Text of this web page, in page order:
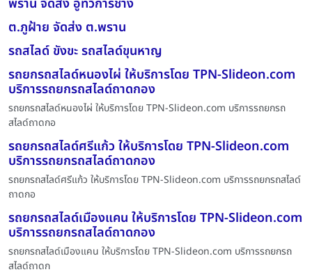
พราน จัดส่ง อู่ทวีการช่าง
ต.ภูฝ้าย จัดส่ง ต.พราน
รถสไลด์ ขังขะ รถสไลด์ขุนหาญ
รถยกรถสไลด์หนองไผ่ ให้บริการโดย TPN-Slideon.com
บริการรถยกรถสไลด์ถาดกอง
รถยกรถสไลด์หนองไผ่ ให้บริการโดย TPN-Slideon.com บริการรถยกรถ
สไลด์ถาดกอ
รถยกรถสไลด์ศรีแก้ว ให้บริการโดย TPN-Slideon.com
บริการรถยกรถสไลด์ถาดกอง
รถยกรถสไลด์ศรีแก้ว ให้บริการโดย TPN-Slideon.com บริการรถยกรถสไลด์
ถาดกอ
รถยกรถสไลด์เมืองแคน ให้บริการโดย TPN-Slideon.com
บริการรถยกรถสไลด์ถาดกอง
รถยกรถสไลด์เมืองแคน ให้บริการโดย TPN-Slideon.com บริการรถยกรถ
สไลด์ถาดก